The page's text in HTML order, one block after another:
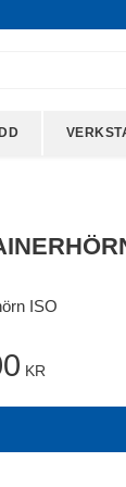
ISO
KR